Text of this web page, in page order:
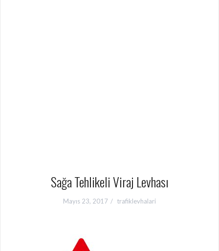
Sağa Tehlikeli Viraj Levhası
Mayıs 23, 2017 trafiklevhalari